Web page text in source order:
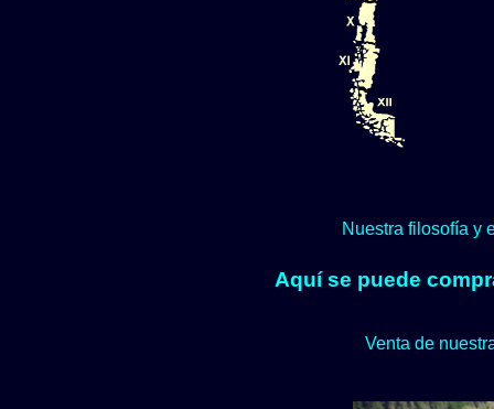
Nuestra filosofía y
Aquí se puede
Venta de